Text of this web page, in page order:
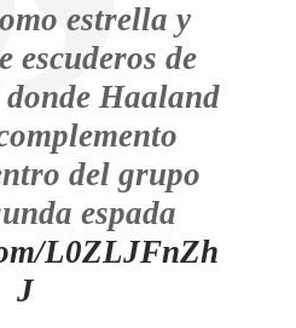
estrella y
escuderos de
Haaland
del grupo
espada
L0ZLJFnZh
J